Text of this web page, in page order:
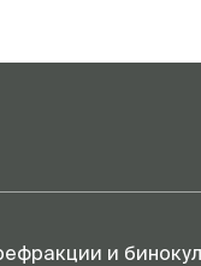
и